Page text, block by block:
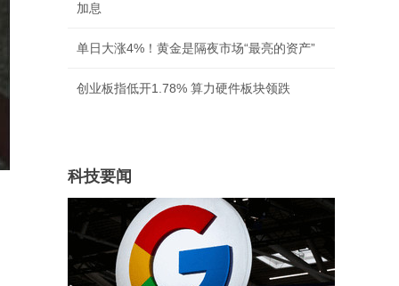
加息
单日大涨4%！黄金是隔夜市场“最亮的资产”
创业板指低开1.78% 算力硬件板块领跌
科技要闻